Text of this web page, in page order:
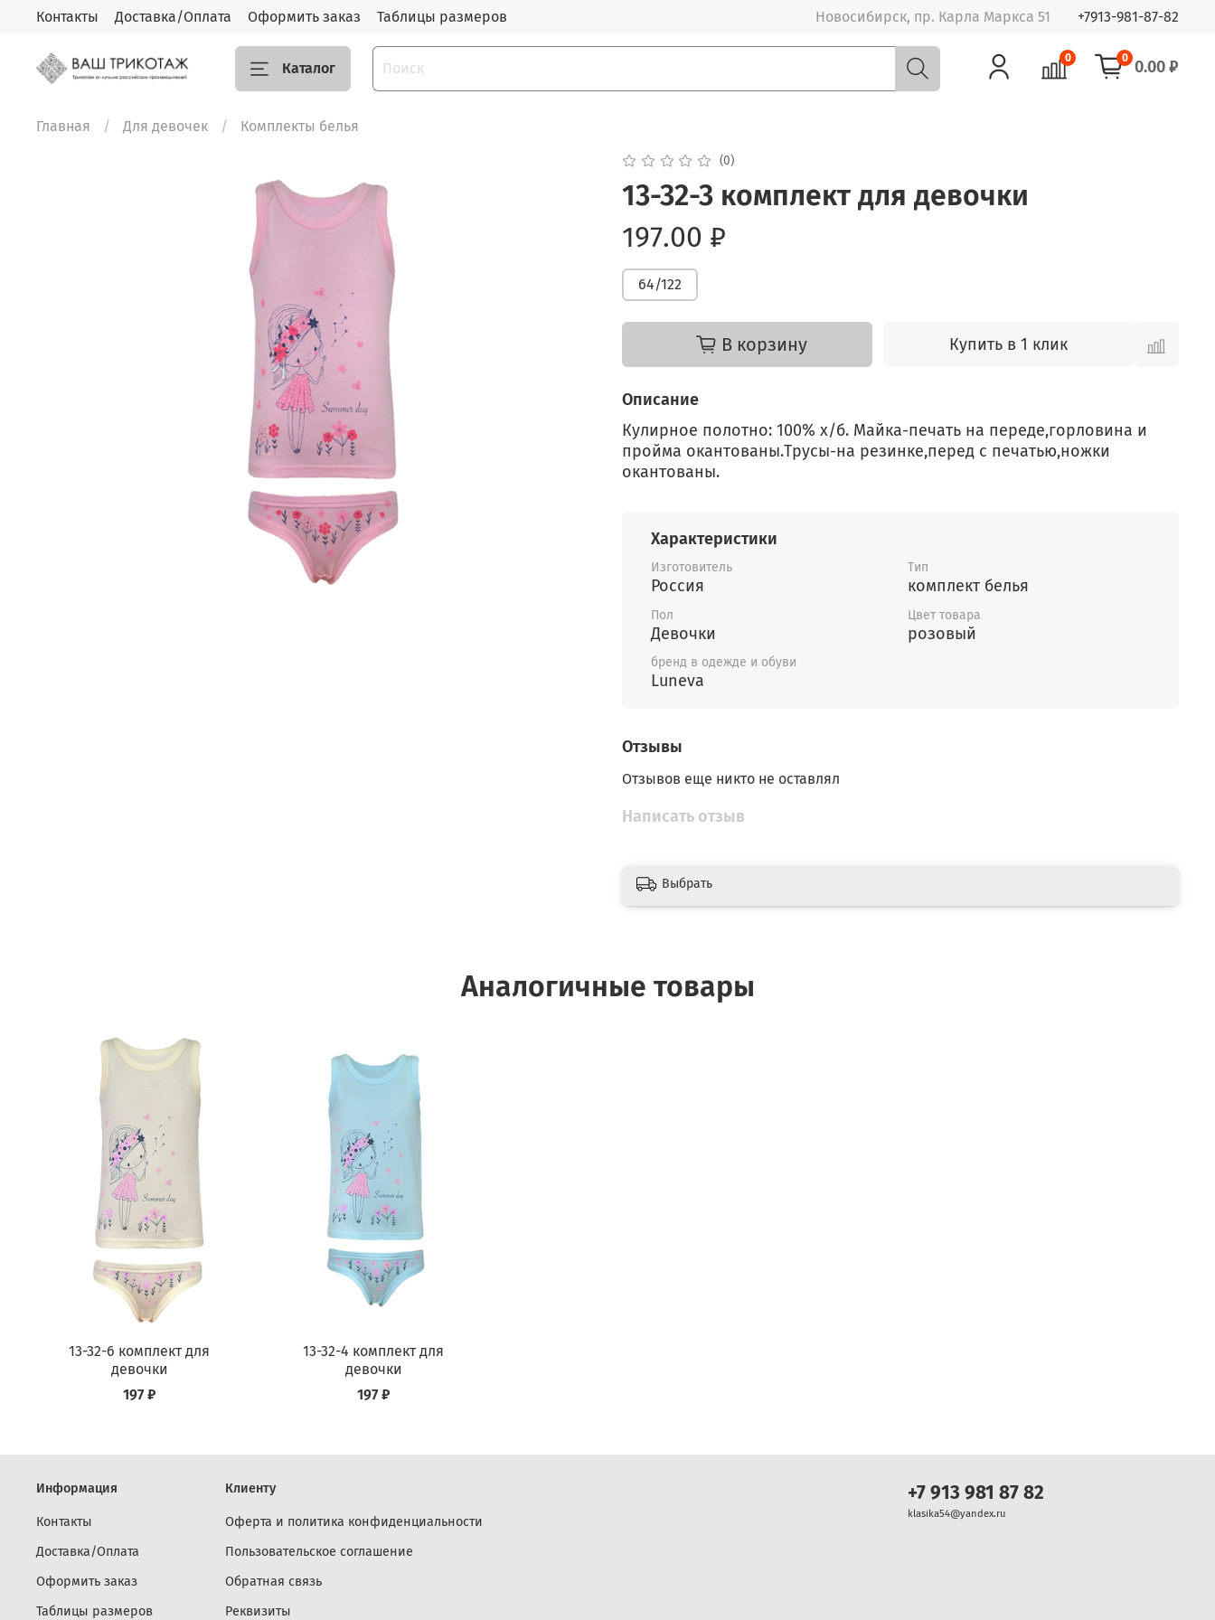
Контакты Доставка/Оплата Оформить заказ Таблицы размеров Новосибирск, пр. Карла Маркса 51 +7913-981-87-82
Каталог
0 0 0.00 ₽
Главная Для девочек Комплекты белья
(0)
13-32-3 комплект для девочки
197.00 ₽
64/122
В корзину Купить в 1 клик
Описание
Кулирное полотно: 100% х/б. Майка-печать на переде,горловина и
пройма окантованы.Трусы-на резинке,перед с печатью,ножки
окантованы.
Характеристики
Изготовитель
Россия
Тип
комплект белья
Пол
Девочки
Цвет товара
розовый
бренд в одежде и обуви
Luneva
Отзывы
Отзывов еще никто не оставлял
Написать отзыв
Выбрать
Аналогичные товары
13-32-6 комплект для
девочки
197 ₽
13-32-4 комплект для
девочки
197 ₽
Информация
Контакты
Доставка/Оплата
Оформить заказ
Таблицы размеров
Клиенту
Оферта и политика конфиденциальности
Пользовательское соглашение
Обратная связь
Реквизиты
+7 913 981 87 82
klasika54@yandex.ru